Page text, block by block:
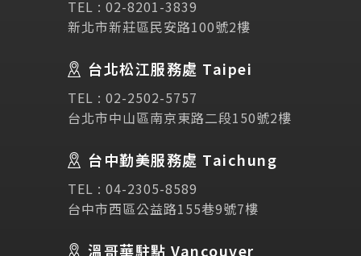
諮詢表單
講座活動
Testimonial
Links 相關連結
使用條款 免責聲明 隱私權保護政策
TEL : 02-8201-3839
新北市新莊區民安路100號2樓
台北松江服務處 Taipei
TEL : 02-2502-5757
台北市中山區南京東路二段150號2樓
台中勤美服務處 Taichung
TEL : 04-2305-8589
台中市西區公益路155巷9號7樓
溫哥華駐點 Vancouver